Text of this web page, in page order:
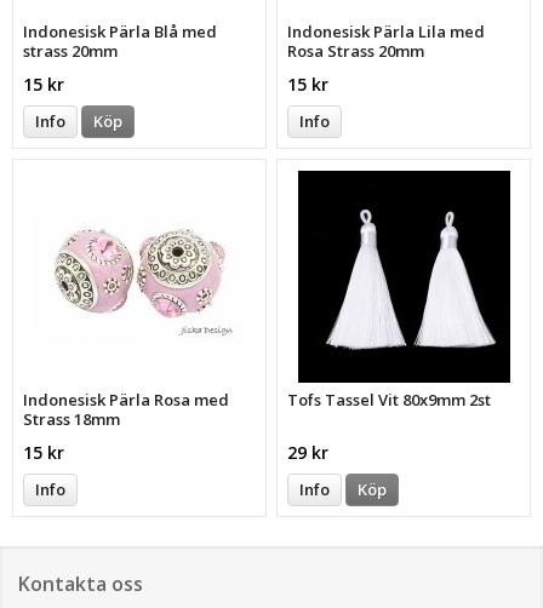
Indonesisk Pärla Blå med
strass 20mm
15 kr
Info Köp
Indonesisk Pärla Lila med
Rosa Strass 20mm
15 kr
Info
Indonesisk Pärla Rosa med
Strass 18mm
15 kr
Info
Tofs Tassel Vit 80x9mm 2st
29 kr
Info Köp
Kontakta oss